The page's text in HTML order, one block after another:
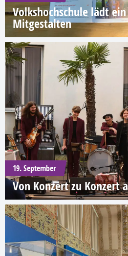
Volkshochschule lädt
Mitgestalten
19. September
Von Konzert zu Konzert